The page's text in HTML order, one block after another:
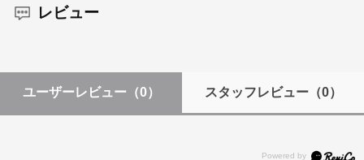
レビュー
ユーザーレビュー （0） スタッフレビュー（0）